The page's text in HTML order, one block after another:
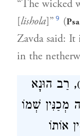
“The wicked
[lishola]” 9 (
Zavda said: It
in the
), רַב הוּנָא
מְכַנִּין שְׁמוֹ
אוֹתוֹ